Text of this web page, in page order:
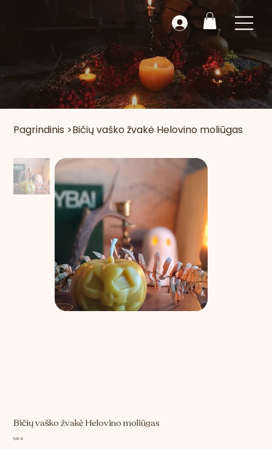
Pagrindinis >Bičių vaško žvakė Helovino moliūgas
Bičių vaško žvakė Helovino moliūgas
Kaina
5,00 €